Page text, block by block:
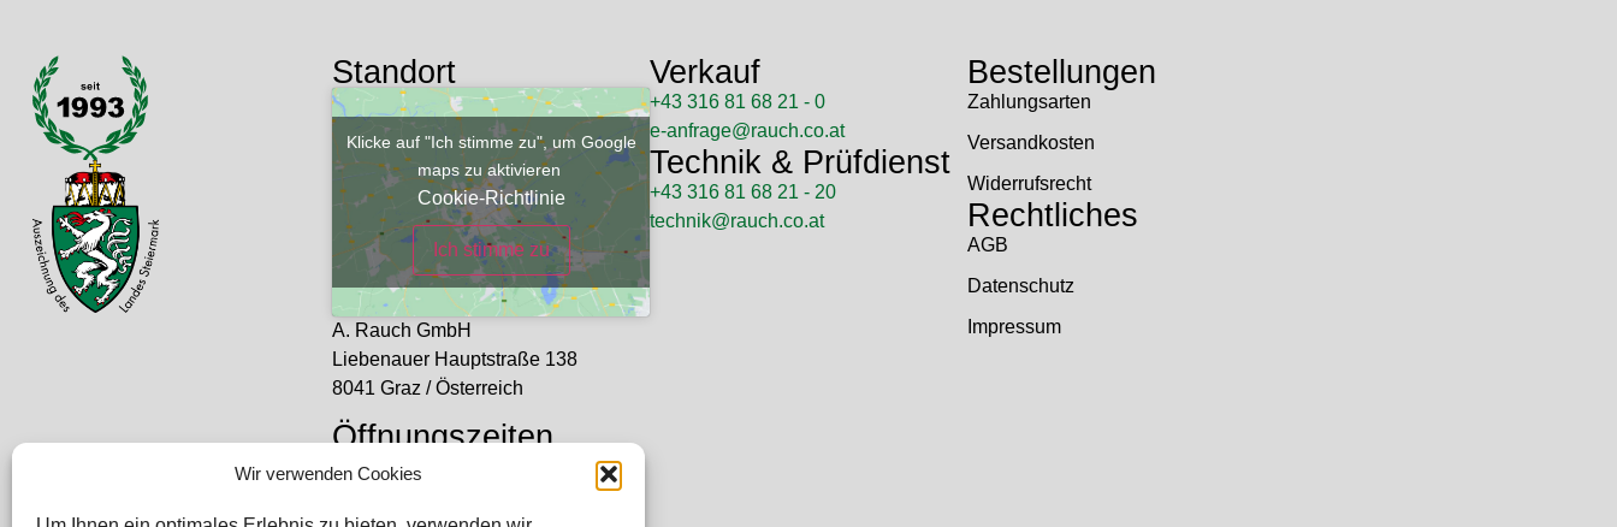
Wir verwenden Cookies
Standort
Klicke auf "Ich stimme zu", um Google
maps zu aktivieren
Cookie-Richtlinie
Ich stimme zu
A. Rauch GmbH
Liebenauer Hauptstraße 138
8041 Graz / Österreich
Öffnungszeiten
Mo – Do: 08:00 – 16:30 Uhr
Verkauf
+43 316 81 68 21 - 0
e-anfrage@rauch.co.at
Technik & Prüfdienst
+43 316 81 68 21 - 20
technik@rauch.co.at
Bestellungen
Zahlungsarten
Versandkosten
Widerrufsrecht
Rechtliches
AGB
Datenschutz
Impressum